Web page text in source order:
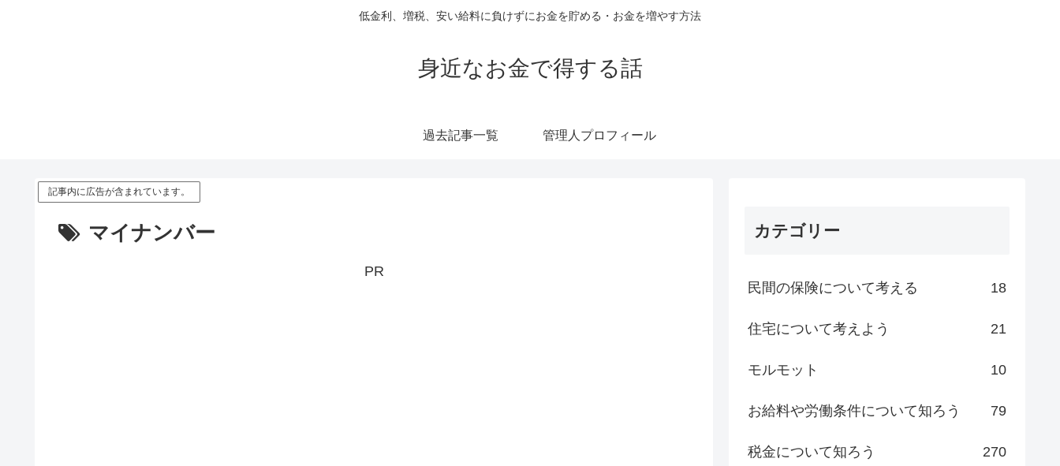
低金利、増税、安い給料に負けずにお金を貯める・お金を増やす方法
身近なお金で得する話
過去記事一覧 管理人プロフィール
記事内に広告が含まれています。
マイナンバー
PR
カテゴリー
民間の保険について考える 18
住宅について考えよう 21
モルモット 10
お給料や労働条件について知ろう 79
税金について知ろう 270